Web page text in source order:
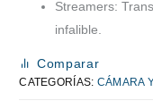
Streamers:
infalible.
Comparar
CATEGORÍAS: CÁMARA